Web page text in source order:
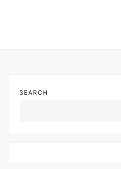
SEARCH